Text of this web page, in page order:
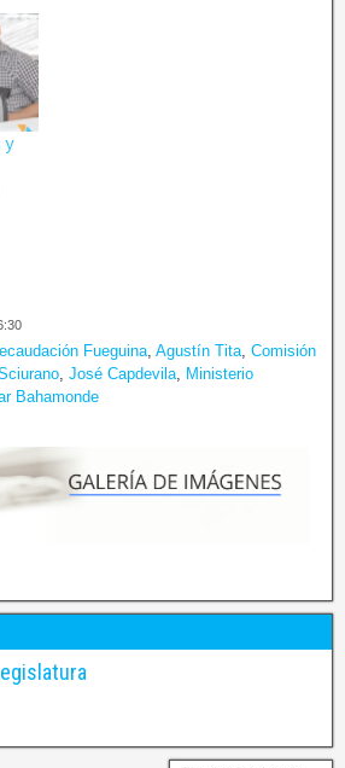
y
Fueguina, Agustín Tita, Comisión
, José Capdevila, Ministerio
Bahamonde